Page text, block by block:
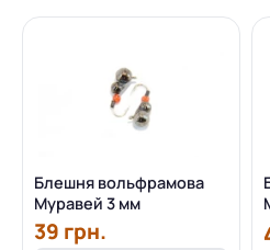
Блешня вольфрамова
Муравей 3 мм
39 грн.